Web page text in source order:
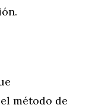
método de